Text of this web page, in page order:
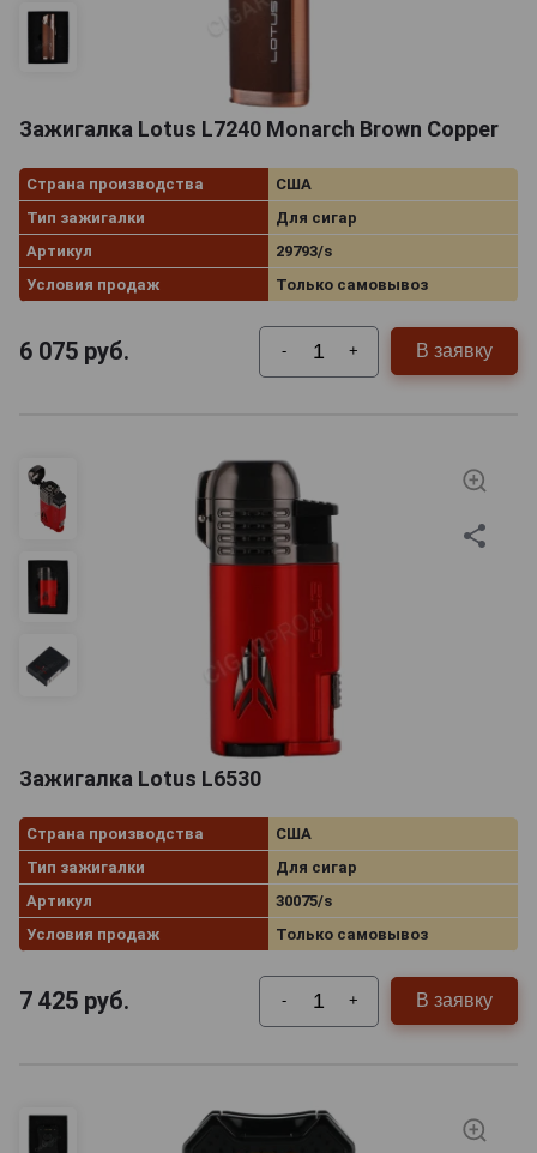
Зажигалка Lotus L7240 Monarch Brown Copper
Страна производства
США
Тип зажигалки
Для сигар
Артикул
29793/s
Условия продаж
Только самовывоз
6 075 руб. - + В заявку
Зажигалка Lotus L6530
Страна производства
США
Тип зажигалки
Для сигар
Артикул
30075/s
Условия продаж
Только самовывоз
7 425 руб. - + В заявку